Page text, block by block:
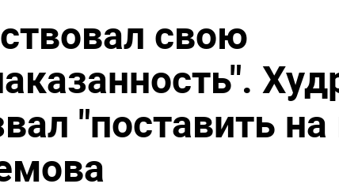
свою
"поставить